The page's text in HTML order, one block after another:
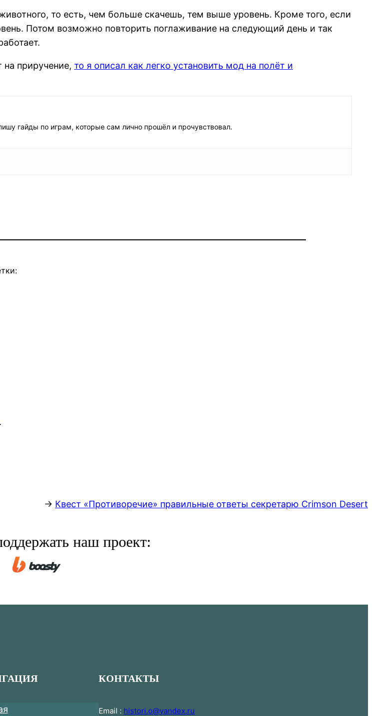
то есть, чем больше скачешь, тем выше уровень. Кроме того, если
Потом возможно повторить поглаживание на следующий день и так
на приручение, то я описал как легко установить мод на полёт и
гайды по играм, которые сам лично прошёл и прочувствовал.
.
→ Квест «Противоречие» правильные ответы секретарю Crimson Desert
наш проект:
КОНТАКТЫ
Email : histori.o@yandex.ru